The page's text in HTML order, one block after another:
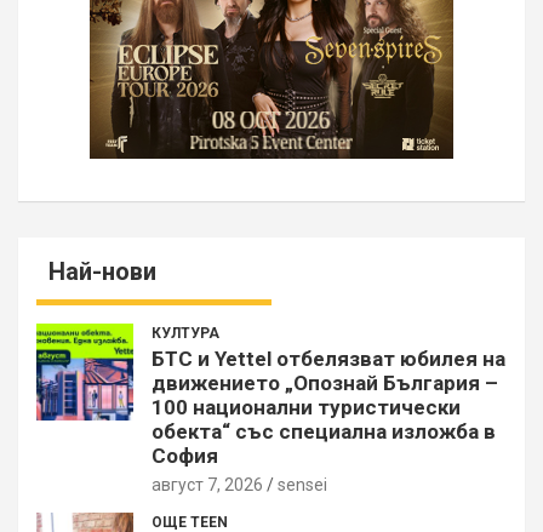
Най-нови
КУЛТУРА
БТС и Yettel отбелязват юбилея на
движението „Опознай България –
100 национални туристически
обекта“ със специална изложба в
София
август 7, 2026 sensei
ОЩЕ TEEN